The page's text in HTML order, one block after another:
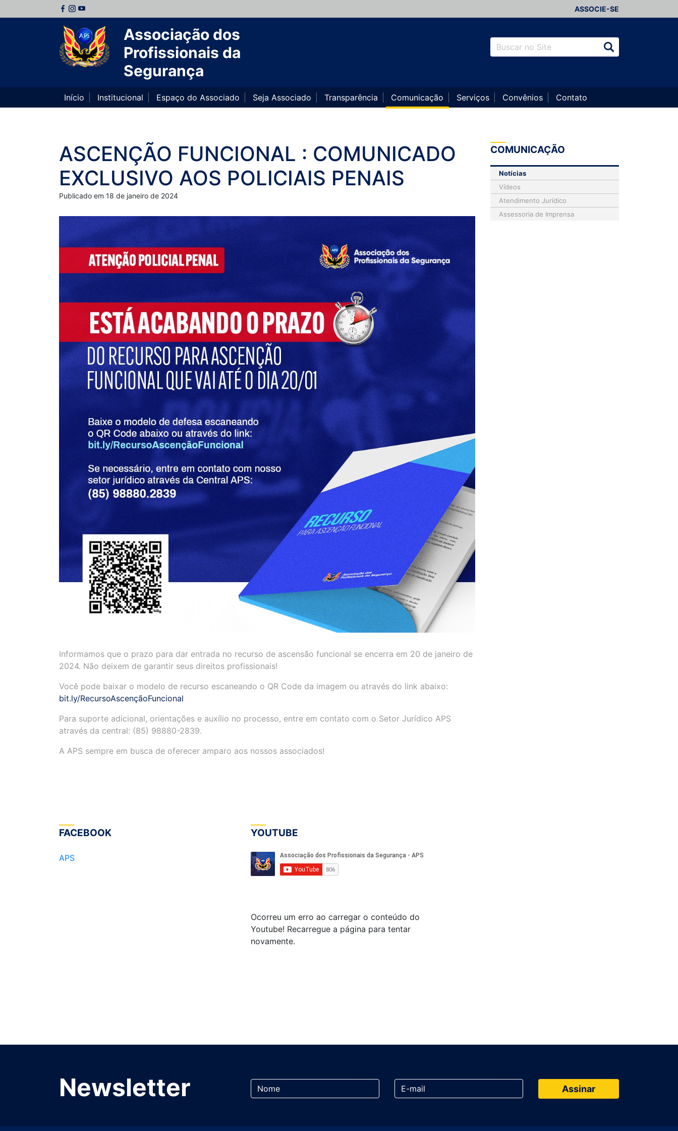
ASSOCIE-SE
Associação dos
Profissionais da
Segurança
Início Institucional Espaço do Associado Seja Associado Transparência Comunicação Serviços Convênios Contato
ASCENÇÃO FUNCIONAL : COMUNICADO
EXCLUSIVO AOS POLICIAIS PENAIS
Publicado em 18 de janeiro de 2024
Informamos que o prazo para dar entrada no recurso de ascensão funcional se encerra em 20 de janeiro de
2024. Não deixem de garantir seus direitos profissionais!
Você pode baixar o modelo de recurso escaneando o QR Code da imagem ou através do link abaixo:
bit.ly/RecursoAscençãoFuncional
Para suporte adicional, orientações e auxílio no processo, entre em contato com o Setor Jurídico APS
através da central: (85) 98880-2839.
A APS sempre em busca de oferecer amparo aos nossos associados!
COMUNICAÇÃO
Notícias
Vídeos
Atendimento Jurídico
Assessoria de Imprensa
FACEBOOK
APS
YOUTUBE
Ocorreu um erro ao carregar o conteúdo do
Youtube! Recarregue a página para tentar
novamente.
Newsletter